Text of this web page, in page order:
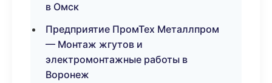
в Омск
Предприятие ПромТех Металлпром
— Монтаж жгутов и
электромонтажные работы в
Воронеж